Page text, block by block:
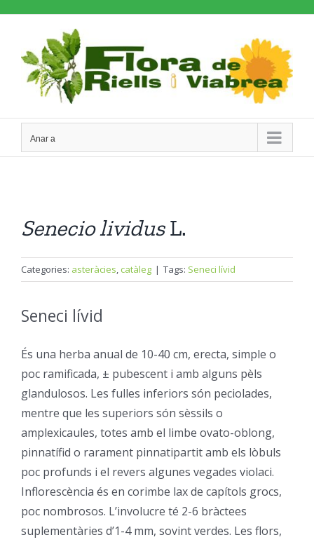
content
Anar a
SeneciolividusL.
Categories: asteràcies, catàleg | Tags: Seneci lívid
Seneci lívid
És una herba anual de 10-40 cm, erecta, simple o
poc ramificada, ± pubescent i amb alguns pèls
glandulosos. Les fulles inferiors són peciolades,
mentre que les superiors són sèssils o
amplexicaules, totes amb el limbe ovato-oblong,
pinnatífid o rarament pinnatipartit amb els lòbuls
poc profunds i el revers algunes vegades violaci.
Inflorescència és en corimbe lax de capítols grocs,
poc nombrosos. L’involucre té 2-6 bràctees
suplementàries d’1-4 mm, sovint verdes. Les flors,